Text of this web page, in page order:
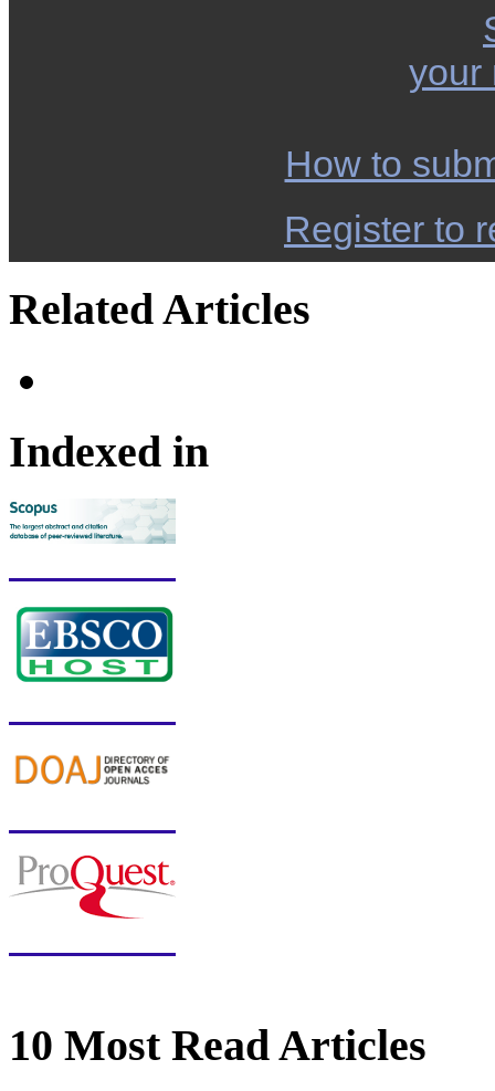
your
How to
Register to
Related Articles
Indexed in
10 Most Read Articles